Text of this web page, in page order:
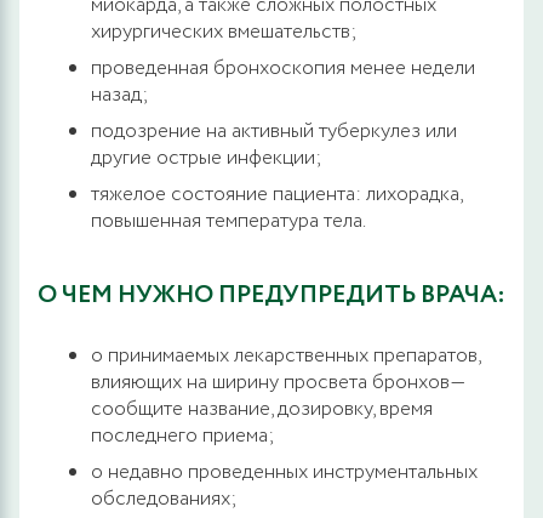
хирургических вмешательств;
проведенная бронхоскопия менее недели
назад;
подозрение на активный туберкулез или
другие острые инфекции;
тяжелое состояние пациента: лихорадка,
повышенная температура тела.
О ЧЕМ НУЖНО ПРЕДУПРЕДИТЬ ВРАЧА:
о принимаемых лекарственных препаратов,
влияющих на ширину просвета бронхов―
сообщите название, дозировку, время
последнего приема;
о недавно проведенных инструментальных
обследованиях;